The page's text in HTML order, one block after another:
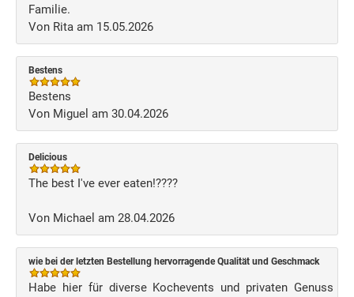
Familie.
Von Rita am 15.05.2026
Bestens
Bestens
Von Miguel am 30.04.2026
Delicious
The best I've ever eaten!????
Von Michael am 28.04.2026
wie bei der letzten Bestellung hervorragende Qualität und Geschmack
Habe hier für diverse Kochevents und privaten Genuss